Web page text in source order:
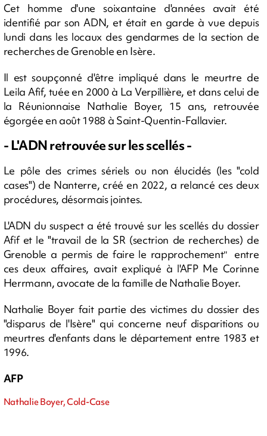
Cet homme d'une soixantaine d'années avait été
identifié par son ADN, et était en garde à vue depuis
lundi dans les locaux des gendarmes de la section de
recherches de Grenoble en Isère.
Il est soupçonné d'être impliqué dans le meurtre de
Leila Afif, tuée en 2000 à La Verpillière, et dans celui de
la Réunionnaise Nathalie Boyer, 15 ans, retrouvée
égorgée en août 1988 à Saint-Quentin-Fallavier.
- L'ADN retrouvée sur les scellés -
Le pôle des crimes sériels ou non élucidés (les "cold
cases") de Nanterre, créé en 2022, a relancé ces deux
procédures, désormais jointes.
L'ADN du suspect a été trouvé sur les scellés du dossier
Afif et le "travail de la SR (sectrion de recherches) de
Grenoble a permis de faire le rapprochement" entre
ces deux affaires, avait expliqué à l'AFP Me Corinne
Herrmann, avocate de la famille de Nathalie Boyer.
Nathalie Boyer fait partie des victimes du dossier des
"disparus de l'Isère" qui concerne neuf disparitions ou
meurtres d'enfants dans le département entre 1983 et
1996.
AFP
Nathalie Boyer, Cold-Case